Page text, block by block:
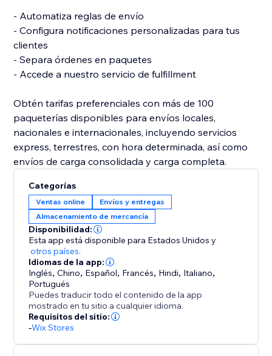
- Automatiza reglas de envío
- Configura notificaciones personalizadas para tus
clientes
- Separa órdenes en paquetes
- Accede a nuestro servicio de fulfillment
Obtén tarifas preferenciales con más de 100
paqueterías disponibles para envíos locales,
nacionales e internacionales, incluyendo servicios
express, terrestres, con hora determinada, así como
Categorías
Ventas online
Envíos y entregas
Almacenamiento de mercancía
Disponibilidad:
Esta app está disponible para Estados Unidos y
otros países.
Idiomas de la app:
Inglés,Chino, Español, Francés, Hindi, Italiano,
Portugués
Puedes traducir todo el contenido de la app
mostrado en tu sitio a cualquier idioma.
Requisitos del sitio:
-Wix Stores